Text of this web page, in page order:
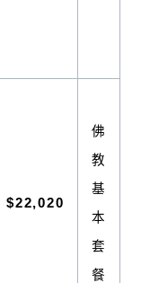
$22,020
佛
教
基
本
套
餐